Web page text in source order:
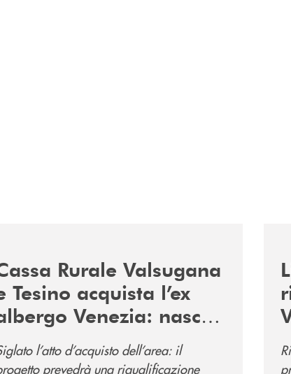
Rurale Valsugana
Tesino acquista l’ex
Venezia: nasce
il nuovo polo
della banca
l’atto d’acquisto dell’area: il
prevedrà una riqualificazione